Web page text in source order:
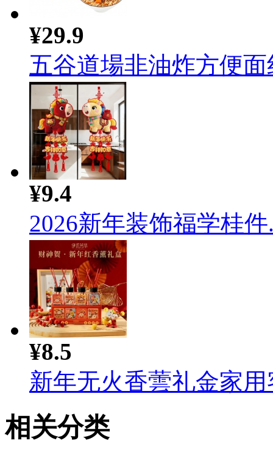
¥29.9
五谷道場非油炸方便面
¥9.4
2026新年装饰福学桂件
¥8.5
新年无火香蕓礼金家用
相关分类